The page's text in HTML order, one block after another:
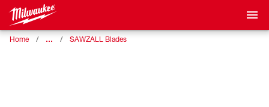
Home … SAWZALL Blades